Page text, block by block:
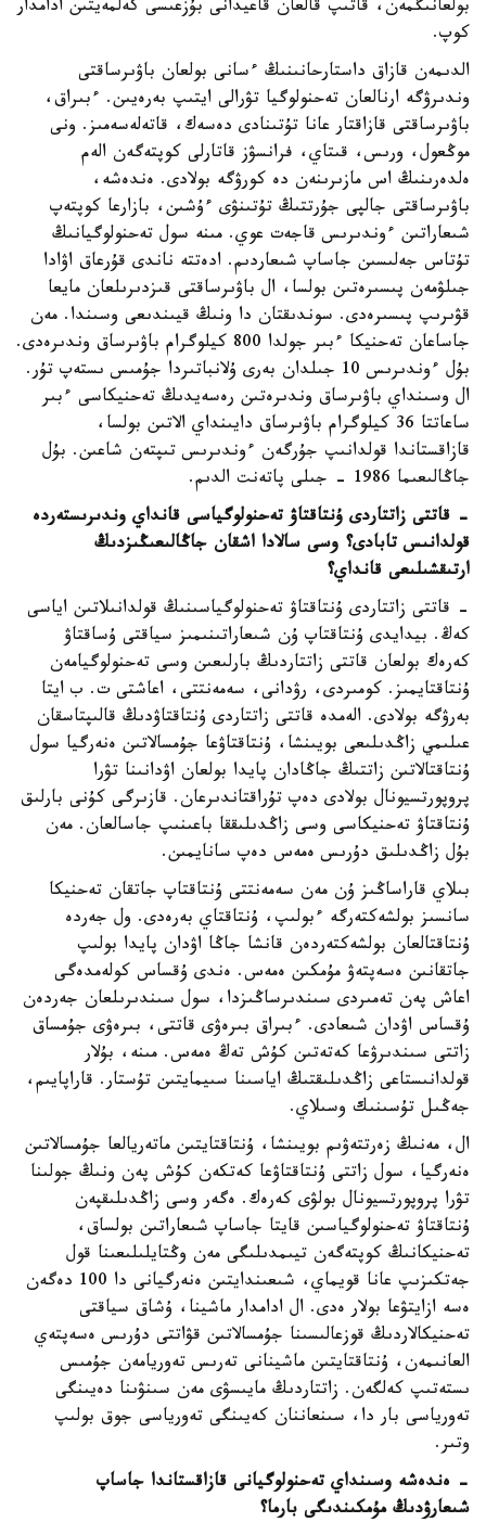
بولعانىڭمەن، قاتىپ قالعان قاعيدانى بۇزعىسى كەلمەيتىن ادامدار
كوپ.
الدىمەن قازاق داستارحانىنىڭ ءسانى بولعان باۋىرساقتى
وندىرۋگە ارنالعان تەحنولوگيا تۋرالى ايتىپ بەرەيىن. ءبىراق،
باۋىرساقتى قازاقتار عانا تۇتىنادى دەسەك، قاتەلەسەمىز. ونى
موڭعول، ورىس، قىتاي، فرانسۋز قاتارلى كوپتەگەن الەم
ەلدەرىنىڭ اس مازىرىنەن دە كورۋگە بولادى. ەندەشە،
باۋىرساقتى جالپى جۇرتتىڭ تۇتىنۋى ءۇشىن، بازارعا كوپتەپ
شىعاراتىن ءوندىرىس قاجەت عوي. مىنە سول تەحنولوگيانىڭ
تۇتاس جەلىسىن جاساپ شىعاردىم. ادەتتە ناندى قۇرعاق اۋادا
جىلۋمەن پىسىرەتىن بولسا، ال باۋىرساقتى قىزدىرىلعان مايعا
قۋىرىپ پىسىرەدى. سوندىقتان دا ونىڭ قيىندىعى وسىندا. مەن
جاساعان تەحنيكا ءبىر جولدا 800 كيلوگرام باۋىرساق وندىرەدى.
بۇل ءوندىرىس 10 جىلدان بەرى ۇلانباتىردا جۇمىس ىستەپ تۇر.
ال وسىنداي باۋىرساق وندىرەتىن رەسەيدىڭ تەحنيكاسى ءبىر
ساعاتتا 36 كيلوگرام باۋىرساق دايىنداي الاتىن بولسا،
قازاقستاندا قولدانىپ جۇرگەن ءوندىرىس تىپتەن شاعىن. بۇل
جاڭالىعىما 1986 - جىلى پاتەنت الدىم.
- قاتتى زاتتاردى ۇنتاقتاۋ تەحنولوگياسى قانداي وندىرىستەردە
قولدانىس تابادى؟ وسى سالادا اشقان جاڭالىعىڭىزدىڭ
ارتىقشىلىعى قانداي؟
- قاتتى زاتتاردى ۇنتاقتاۋ تەحنولوگياسىنىڭ قولدانىلاتىن اياسى
كەڭ. بيدايدى ۇنتاقتاپ ۇن شىعاراتىنىمىز سياقتى ۇساقتاۋ
كەرەك بولعان قاتتى زاتتاردىڭ بارلىعىن وسى تەحنولوگيامەن
ۇنتاقتايمىز. كومىردى، رۋدانى، سەمەنتتى، اعاشتى ت. ب ايتا
بەرۋگە بولادى. الەمدە قاتتى زاتتاردى ۇنتاقتاۋدىڭ قالىپتاسقان
عىلىمي زاڭدىلىعى بويىنشا، ۇنتاقتاۋعا جۇمسالاتىن ەنەرگيا سول
ۇنتاقتالاتىن زاتتىڭ جاڭادان پايدا بولعان اۋدانىنا تۋرا
پروپورتسيونال بولادى دەپ تۇراقتاندىرعان. قازىرگى كۇنى بارلىق
ۇنتاقتاۋ تەحنيكاسى وسى زاڭدىلىققا باعىنىپ جاسالعان. مەن
بۇل زاڭدىلىق دۇرىس ەمەس دەپ سانايمىن.
بىلاي قاراساڭىز ۇن مەن سەمەنتتى ۇنتاقتاپ جاتقان تەحنيكا
سانسىز بولشەكتەرگە ءبولىپ، ۇنتاقتاي بەرەدى. ول جەردە
ۇنتاقتالعان بولشەكتەردەن قانشا جاڭا اۋدان پايدا بولىپ
جاتقانىن ەسەپتەۋ مۇمكىن ەمەس. ەندى ۇقساس كولەمدەگى
اعاش پەن تەمىردى سىندىرساڭىزدا، سول سىندىرىلعان جەردەن
ۇقساس اۋدان شىعادى. ءبىراق بىرەۋى قاتتى، بىرەۋى جۇمساق
زاتتى سىندىرۋعا كەتەتىن كۇش تەڭ ەمەس. مىنە، بۇلار
قولدانىستاعى زاڭدىلىقتىڭ اياسىنا سىيمايتىن تۇستار. قاراپايىم،
جەڭىل تۇسىنىك وسىلاي.
ال، مەنىڭ زەرتتەۋىم بويىنشا، ۇنتاقتايتىن ماتەريالعا جۇمسالاتىن
ەنەرگيا، سول زاتتى ۇنتاقتاۋعا كەتكەن كۇش پەن ونىڭ جولىنا
تۋرا پروپورتسيونال بولۋى كەرەك. ەگەر وسى زاڭدىلىقپەن
ۇنتاقتاۋ تەحنولوگياسىن قايتا جاساپ شىعاراتىن بولساق،
تەحنيكانىڭ كوپتەگەن تيىمدىلىگى مەن وڭتايلىلىعىنا قول
جەتكىزىپ عانا قويماي، شىعىندايتىن ەنەرگيانى دا 100 دەگەن
ەسە ازايتۋعا بولار ەدى. ال ادامدار ماشينا، ۇشاق سياقتى
تەحنيكالاردىڭ قوزعالىسىنا جۇمسالاتىن قۋاتتى دۇرىس ەسەپتەي
العانىمەن، ۇنتاقتايتىن ماشينانى تەرىس تەوريامەن جۇمىس
ىستەتىپ كەلگەن. زاتتاردىڭ مايىسۋى مەن سىنۋىنا دەيىنگى
تەورياسى بار دا، سىنعاننان كەيىنگى تەورياسى جوق بولىپ
وتىر.
- ەندەشە وسىنداي تەحنولوگيانى قازاقستاندا جاساپ
شىعارۋدىڭ مۇمكىندىگى بارما؟